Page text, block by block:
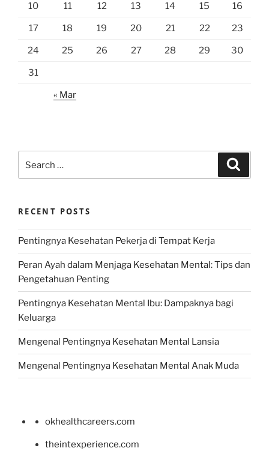
10 11 12 13 14 15 16
17 18 19 20 21 22 23
24 25 26 27 28 29 30
31
« Mar
for:
RECENT POSTS
Pentingnya Kesehatan Pekerja di Tempat Kerja
Peran Ayah dalam Menjaga Kesehatan Mental: Tips dan
Pengetahuan Penting
Pentingnya Kesehatan Mental Ibu: Dampaknya bagi
Keluarga
Mengenal Pentingnya Kesehatan Mental Lansia
Mengenal Pentingnya Kesehatan Mental Anak Muda
okhealthcareers.com
theintexperience.com